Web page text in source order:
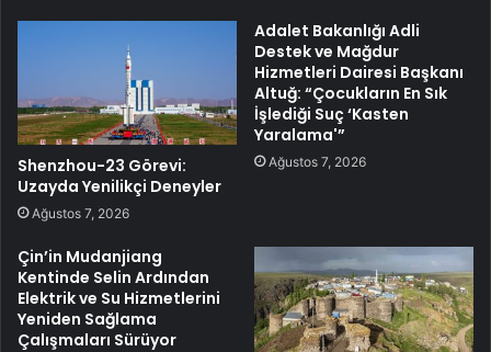
Shenzhou-23 Görevi:
Uzayda Yenilikçi Deneyler
Ağustos 7, 2026
Adalet Bakanlığı Adli
Destek ve Mağdur
Hizmetleri Dairesi Başkanı
Altuğ: “Çocukların En Sık
İşlediği Suç ‘Kasten
Yaralama'”
Ağustos 7, 2026
Çin’in Mudanjiang
Kentinde Selin Ardından
Elektrik ve Su Hizmetlerini
Yeniden Sağlama
Çalışmaları Sürüyor